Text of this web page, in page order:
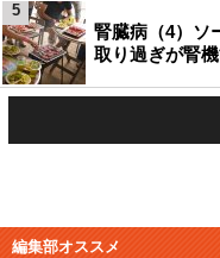
腎臓病（4）ソ
取り過ぎが腎
5
編集部オススメ